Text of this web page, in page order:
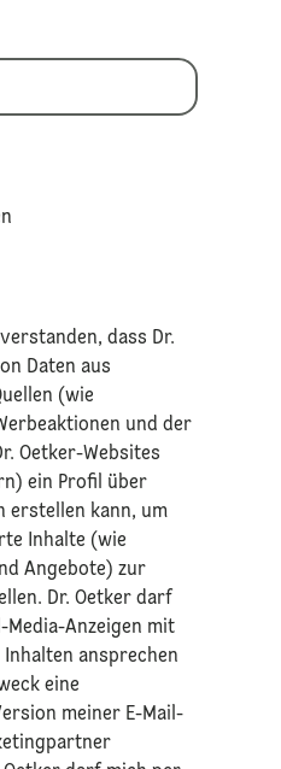
dass Dr.
Daten aus
(wie
und der
Oetker-Websites
ein Profil über
erstellen kann, um
Inhalte (wie
Angebote) zur
Dr. Oetker darf
Media-Anzeigen mit
ansprechen
eine
meiner E-Mail-